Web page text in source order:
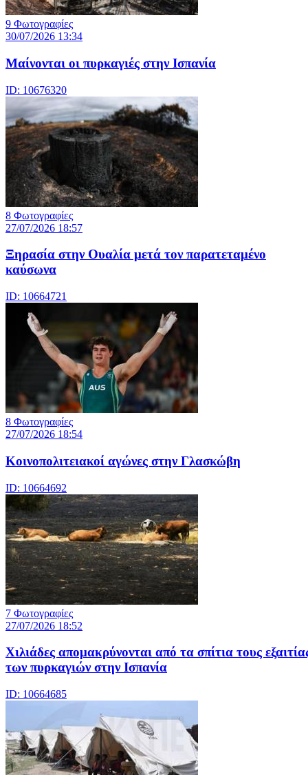
9 Φωτογραφίες
30/07/2026 13:34
Μαίνονται οι πυρκαγιές στην Ισπανία
ID: 10676320
8 Φωτογραφίες
27/07/2026 18:57
Ξηρασία στην Ουαλία μετά τον παρατεταμένο
καύσωνα
ID: 10664721
8 Φωτογραφίες
27/07/2026 18:54
Κοινοπολιτειακοί αγώνες στην Γλασκώβη
ID: 10664692
7 Φωτογραφίες
27/07/2026 18:52
Χιλιάδες απομακρύνονται από τα σπίτια τους
των πυρκαγιών στην Ισπανία
ID: 10664685